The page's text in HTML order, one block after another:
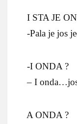
I STA JE
-Pala je jos
-I ONDA ?
– I onda…jos
A ONDA ?